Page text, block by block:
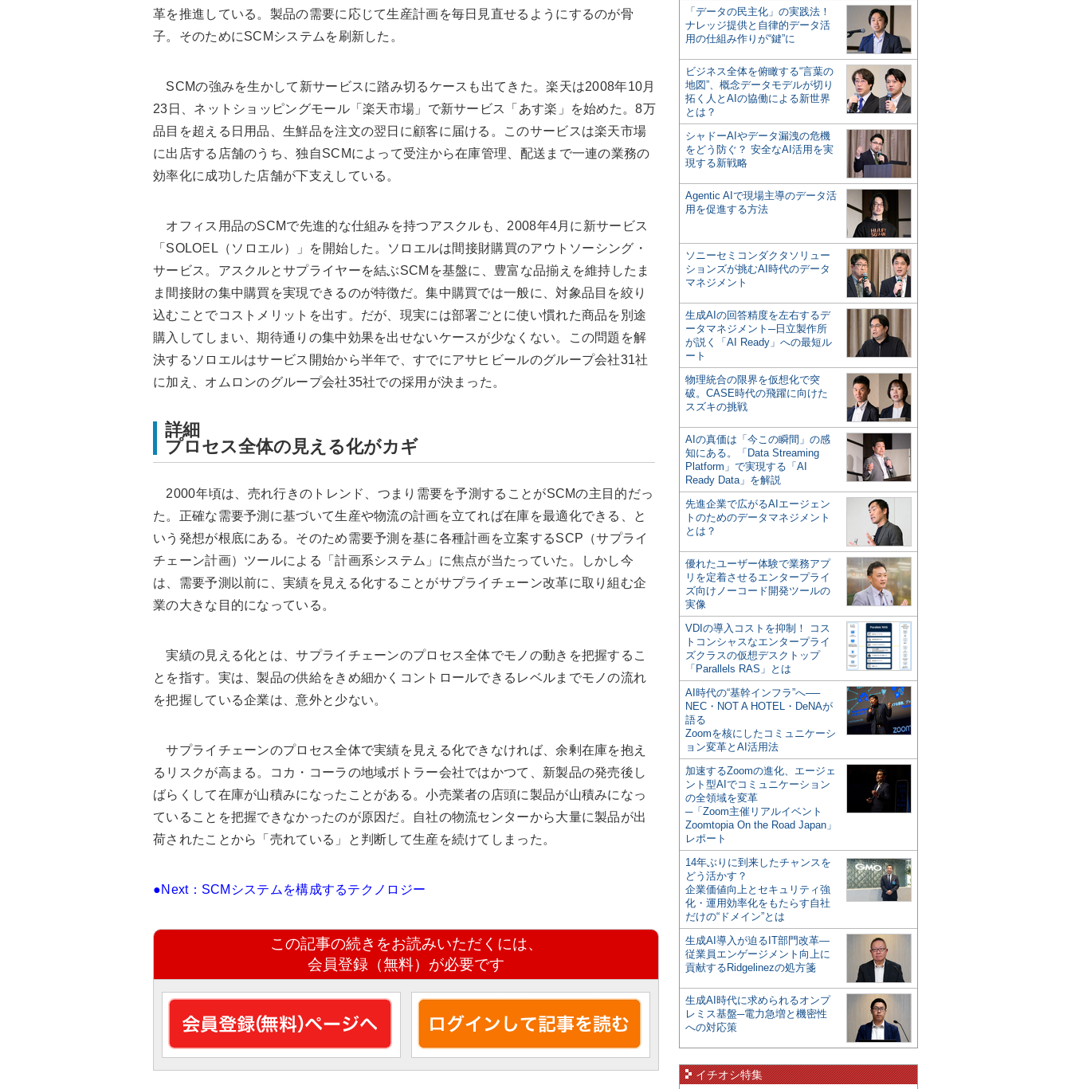
革を推進している。製品の需要に応じて生産計画を毎日見直せるようにするのが骨
子。そのためにSCMシステムを刷新した。
SCMの強みを生かして新サービスに踏み切るケースも出てきた。楽天は2008年10月
23日、ネットショッピングモール「楽天市場」で新サービス「あす楽」を始めた。8万
品目を超える日用品、生鮮品を注文の翌日に顧客に届ける。このサービスは楽天市場
に出店する店舗のうち、独自SCMによって受注から在庫管理、配送まで一連の業務の
効率化に成功した店舗が下支えしている。
オフィス用品のSCMで先進的な仕組みを持つアスクルも、2008年4月に新サービス
「SOLOEL（ソロエル）」を開始した。ソロエルは間接財購買のアウトソーシング・
サービス。アスクルとサプライヤーを結ぶSCMを基盤に、豊富な品揃えを維持したま
ま間接財の集中購買を実現できるのが特徴だ。集中購買では一般に、対象品目を絞り
込むことでコストメリットを出す。だが、現実には部署ごとに使い慣れた商品を別途
購入してしまい、期待通りの集中効果を出せないケースが少なくない。この問題を解
決するソロエルはサービス開始から半年で、すでにアサヒビールのグループ会社31社
に加え、オムロンのグループ会社35社での採用が決まった。
詳細
プロセス全体の見える化がカギ
2000年頃は、売れ行きのトレンド、つまり需要を予測することがSCMの主目的だっ
た。正確な需要予測に基づいて生産や物流の計画を立てれば在庫を最適化できる、と
いう発想が根底にある。そのため需要予測を基に各種計画を立案するSCP（サプライ
チェーン計画）ツールによる「計画系システム」に焦点が当たっていた。しかし今
は、需要予測以前に、実績を見える化することがサプライチェーン改革に取り組む企
業の大きな目的になっている。
実績の見える化とは、サプライチェーンのプロセス全体でモノの動きを把握するこ
とを指す。実は、製品の供給をきめ細かくコントロールできるレベルまでモノの流れ
を把握している企業は、意外と少ない。
サプライチェーンのプロセス全体で実績を見える化できなければ、余剰在庫を抱え
るリスクが高まる。コカ・コーラの地域ボトラー会社ではかつて、新製品の発売後し
ばらくして在庫が山積みになったことがある。小売業者の店頭に製品が山積みになっ
ていることを把握できなかったのが原因だ。自社の物流センターから大量に製品が出
荷されたことから「売れている」と判断して生産を続けてしまった。
●Next：SCMシステムを構成するテクノロジー
この記事の続きをお読みいただくには、
会員登録（無料）が必要です
「データの民主化」の実践法！
ナレッジ提供と自律的データ活
用の仕組み作りが“鍵”に
ビジネス全体を俯瞰する“言葉の
地図”、概念データモデルが切り
拓く人とAIの協働による新世界
とは？
シャドーAIやデータ漏洩の危機
をどう防ぐ？ 安全なAI活用を実
現する新戦略
Agentic AIで現場主導のデータ活
用を促進する方法
ソニーセミコンダクタソリュー
ションズが挑むAI時代のデータ
マネジメント
生成AIの回答精度を左右するデ
ータマネジメント─日立製作所
が説く「AI Ready」への最短ル
ート
物理統合の限界を仮想化で突
破。CASE時代の飛躍に向けた
スズキの挑戦
AIの真価は「今この瞬間」の感
知にある。「Data Streaming
Platform」で実現する「AI
Ready Data」を解説
先進企業で広がるAIエージェン
トのためのデータマネジメント
とは？
優れたユーザー体験で業務アプ
リを定着させるエンタープライ
ズ向けノーコード開発ツールの
実像
VDIの導入コストを抑制！ コス
トコンシャスなエンタープライ
ズクラスの仮想デスクトップ
「Parallels RAS」とは
AI時代の“基幹インフラ”へ──
NEC・NOT A HOTEL・DeNAが
語る
Zoomを核にしたコミュニケーシ
ョン変革とAI活用法
加速するZoomの進化、エージェ
ント型AIでコミュニケーション
の全領域を変革
─「Zoom主催リアルイベント
Zoomtopia On the Road Japan」
レポート
14年ぶりに到来したチャンスを
どう活かす？
企業価値向上とセキュリティ強
化・運用効率化をもたらす自社
だけの“ドメイン”とは
生成AI導入が迫るIT部門改革―
従業員エンゲージメント向上に
貢献するRidgelinezの処方箋
生成AI時代に求められるオンプ
レミス基盤─電力急増と機密性
への対応策
イチオシ特集